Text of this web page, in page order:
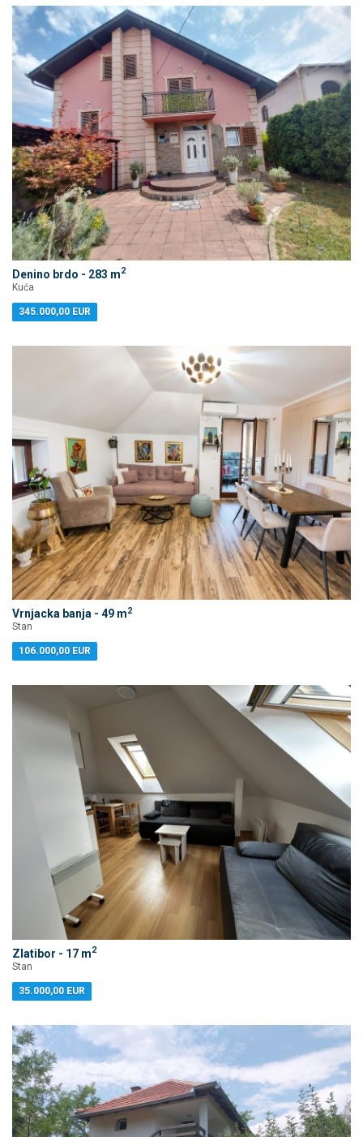
Denino brdo - 283 m2
Kuća
345.000,00 EUR
Vrnjacka banja - 49 m2
Stan
106.000,00 EUR
Zlatibor - 17 m2
Stan
35.000,00 EUR